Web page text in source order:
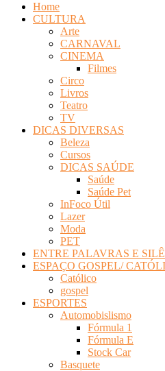
Home
CULTURA
Arte
CARNAVAL
CINEMA
Filmes
Circo
Livros
Teatro
TV
DICAS DIVERSAS
Beleza
Cursos
DICAS SAÚDE
Saúde
Saúde Pet
InFoco Útil
Lazer
Moda
PET
ENTRE PALAVRAS E
ESPAÇO GOSPEL/
Católico
gospel
ESPORTES
Automobislismo
Fórmula 1
Fórmula E
Stock Car
Basquete